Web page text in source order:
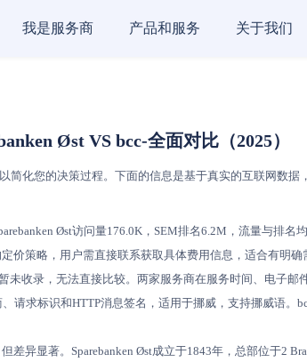
我是服务商 产品和服务 关于我们
Øst VS bcc-全面对比（2025）
简化您的决策过程。下面的信息是基于真实的互联网数据
Øst访问量176.0K，SEM排名6.2M，流量与排名均
价策略，用户需直接联系获取具体费用信息，适合有明确
未收录，无法直接比较。两家服务商在服务时间、电子邮
请求标识和HTTP消息签名，适用于挪威，支持挪威语
异显著。Sparebanken Øst成立于1843年，总部位于2